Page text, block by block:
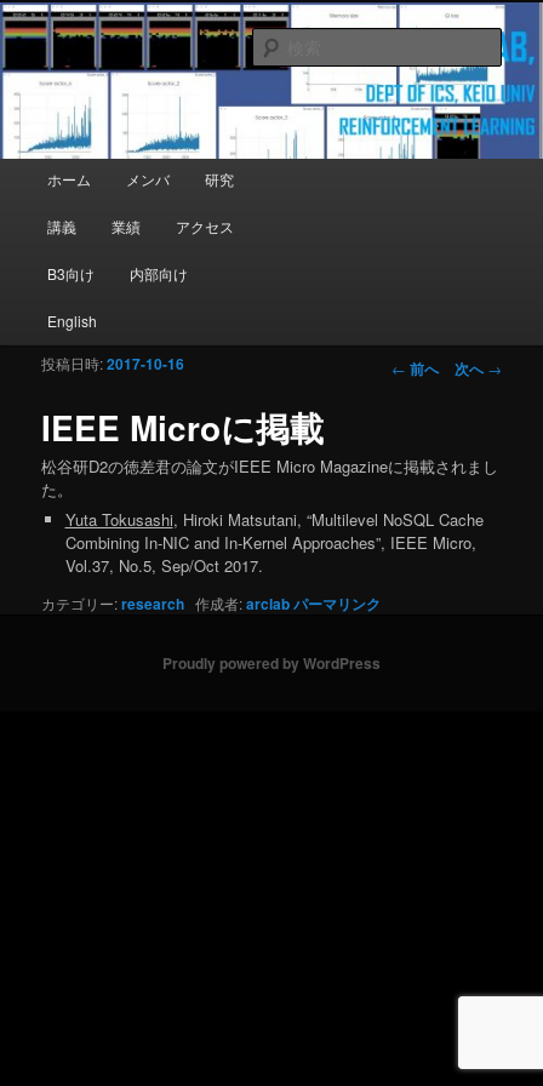
メインコンテンツへ移動
Matsutani Lab
Department of Information and Computer Science, Keio University
検
索
メインメニュー
ホーム メンバ 研究
講義 業績 アクセス
B3向け 内部向け
English
投稿ナビゲーシ
← 前へ 次へ→
IEEE Microに掲載
投稿日時:2017-10-16
松谷研D2の徳差君の論文がIEEE Micro Magazineに掲載されまし
た。
Yuta Tokusashi, Hiroki Matsutani, “Multilevel NoSQL Cache
Combining In-NIC and In-Kernel Approaches”, IEEE Micro,
Vol.37, No.5, Sep/Oct 2017.
カテゴリー:research 作成者:arclabパーマリンク
Proudly powered by WordPress